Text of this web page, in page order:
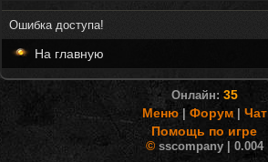
Ошибка доступа!
На главную
Онлайн: 35
Меню| Форум| Чат
Помощь по игре
©sscompany | 0.004